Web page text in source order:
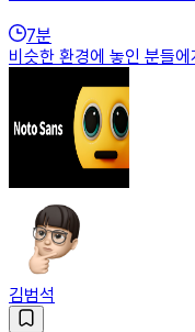
7분
비슷한 환경에 놓인 분들
김범석